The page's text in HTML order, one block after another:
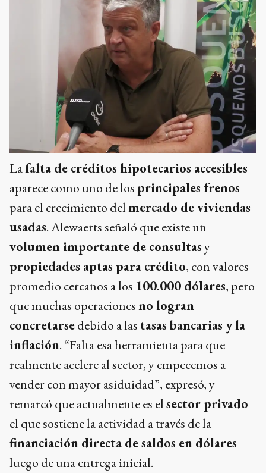
Lafalta de créditos hipotecarios accesibles
aparece como uno de los principales frenos
para el crecimiento delmercado de viviendas
usadas. Alewaerts señaló que existe un
volumen importante de consultasy
propiedades aptas para crédito, con valores
promedio cercanos a los 100.000 dólares, pero
que muchas operacionesno logran
concretarsedebido a lastasas bancarias y la
inflación. “Falta esa herramienta para que
realmente acelere al sector, y empecemos a
vender con mayor asiduidad”, expresó, y
remarcó que actualmente es elsector privado
el que sostiene la actividad a través de la
financiación directa de saldos en dólares
luego de una entrega inicial.